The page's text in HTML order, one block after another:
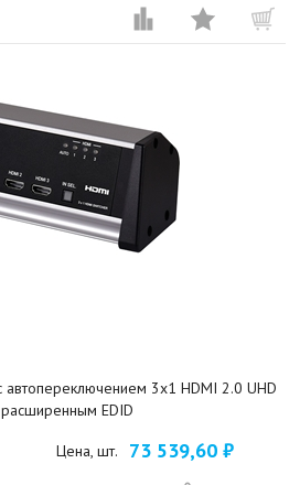
автопереключением 3х1 HDMI 2.0 UHD
EDID
Цена, шт. 73 539,60 ₽